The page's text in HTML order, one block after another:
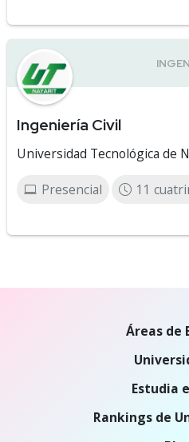
Ingeniería Civil
Universidad Tecnológica de
Presencial 11
Áreas de
Estudia
Rankings de